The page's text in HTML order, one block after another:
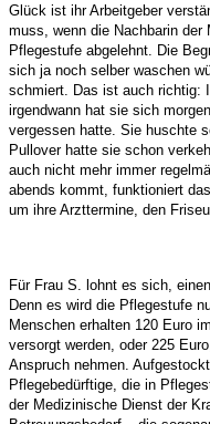
Glück ist ihr Arbeitgeber
muss, wenn die Nachbarin
Pflegestufe abgelehnt. Die
sich ja noch selber waschen
schmiert. Das ist auch richtig:
irgendwann hat sie sich
vergessen hatte. Sie huschte
Pullover hatte sie schon
auch nicht mehr immer
abends kommt, funktioniert
um ihre Arzttermine, den
Für Frau S. lohnt es sich,
Denn es wird die Pflegestufe
Menschen erhalten 120 Euro
versorgt werden, oder 225
Anspruch nehmen.
Pflegebedürftige, die in
der Medizinische Dienst der